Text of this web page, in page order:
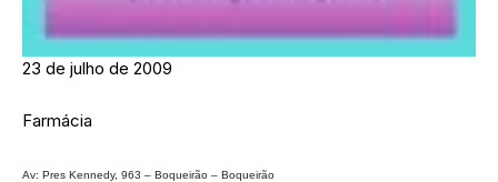
23 de julho de 2009
Farmácia
Av: Pres Kennedy, 963 – Boqueirão – Boqueirão